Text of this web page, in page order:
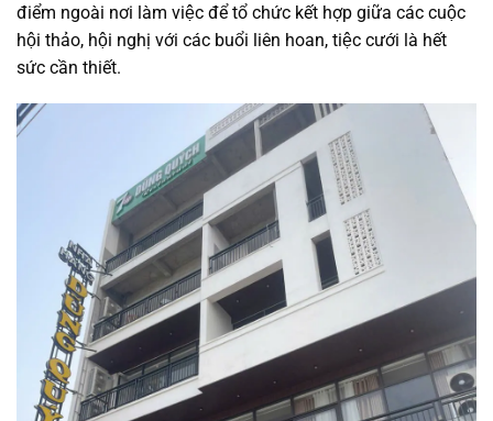
điểm ngoài nơi làm việc để tổ chức kết hợp giữa các cuộc
hội thảo, hội nghị với các buổi liên hoan, tiệc cưới là hết
sức cần thiết.